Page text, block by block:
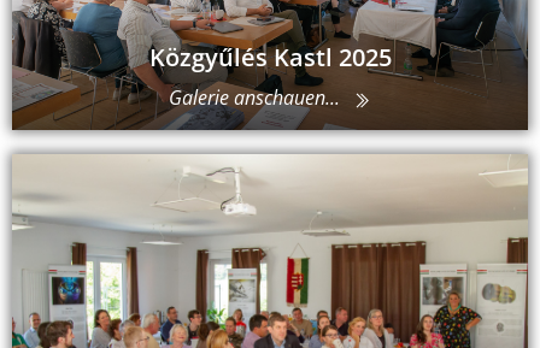
Közgyűlés Kastl 2025
Galerie anschauen...